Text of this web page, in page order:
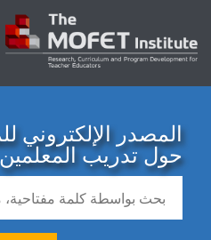
المصدر الإلكتروني
حول تدريب